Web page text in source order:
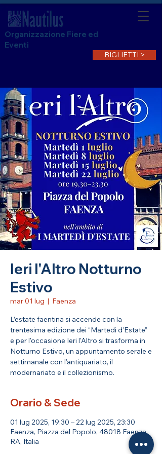
Organizzazione Fiere ed
Eventi
BIGLIETTI >
Ieri l'Altro Notturno
Estivo
mar 01 lug
  |
Faenza
L’estate faentina si accende con la
trentesima edizione dei “Martedì d’Estate”
e per l'occasione Ieri l'Altro si trasforma in
Notturno Estivo, un appuntamento serale e
settimanale con l'antiquariato, il
modernariato e il collezionismo.
Orario & Sede
01 lug 2025, 19:30 – 22 lug 2025, 23:30
Faenza, Piazza del Popolo, 48018 Faenza
RA, Italia